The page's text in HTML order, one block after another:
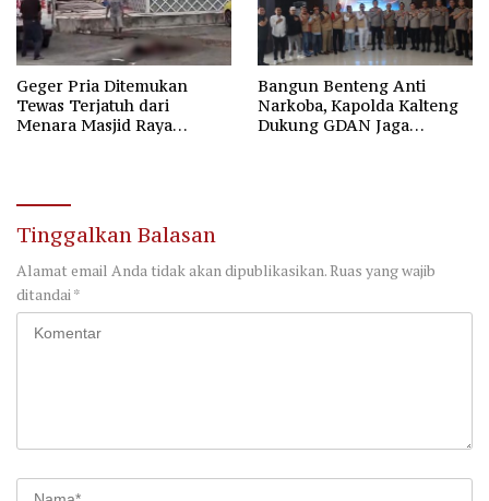
Geger Pria Ditemukan
Tewas Terjatuh dari
Menara Masjid Raya
Bangun Benteng Anti
Narkoba, Kapolda Kalteng
Dukung GDAN Jaga
Tinggalkan Balasan
Alamat email Anda tidak akan dipublikasikan.Ruas yang wajib
ditandai*